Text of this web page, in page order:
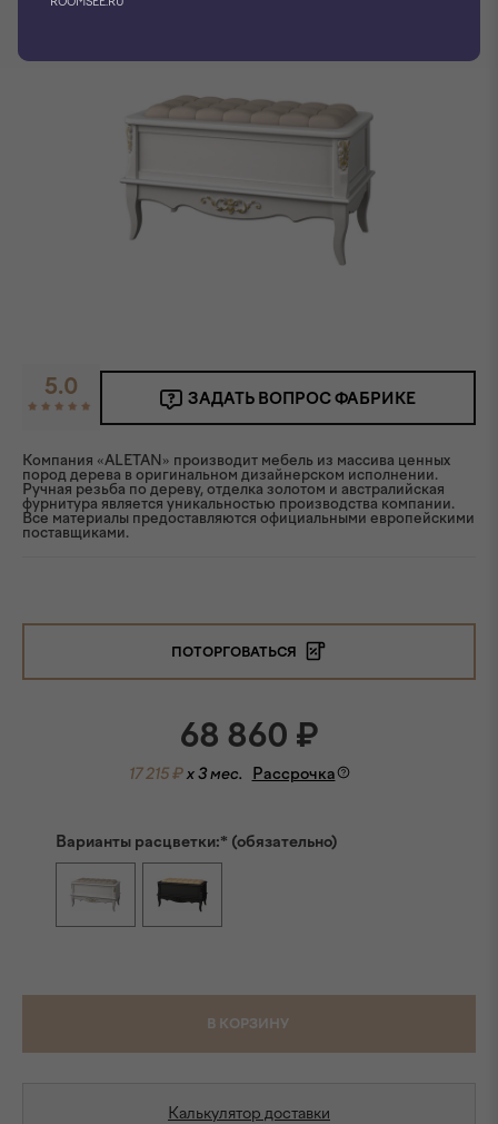
5.0 ЗАДАТЬ ВОПРОС ФАБРИКЕ
Компания «ALETAN» производит мебель из массива ценных
пород дерева в оригинальном дизайнерском исполнении.
Ручная резьба по дереву, отделка золотом и австралийская
фурнитура является уникальностью производства компании.
Все материалы предоставляются официальными европейскими
поставщиками.
ПОТОРГОВАТЬСЯ
68 860 ₽
17 215 ₽ x 3 мес. Рассрочка
Варианты расцветки:* (обязательно)
В КОРЗИНУ
Калькулятор доставки